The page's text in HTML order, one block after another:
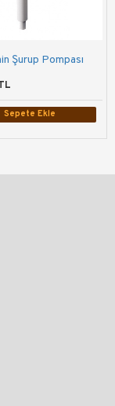
Şurup Pompası
Sepete Ekle